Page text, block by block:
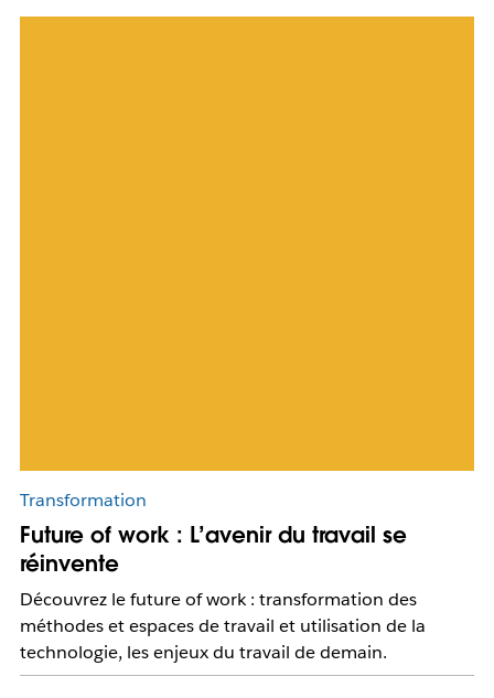
Transformation
Future of work : L’avenir du travail se
réinvente
Découvrez le future of work : transformation des
méthodes et espaces de travail et utilisation de la
technologie, les enjeux du travail de demain.